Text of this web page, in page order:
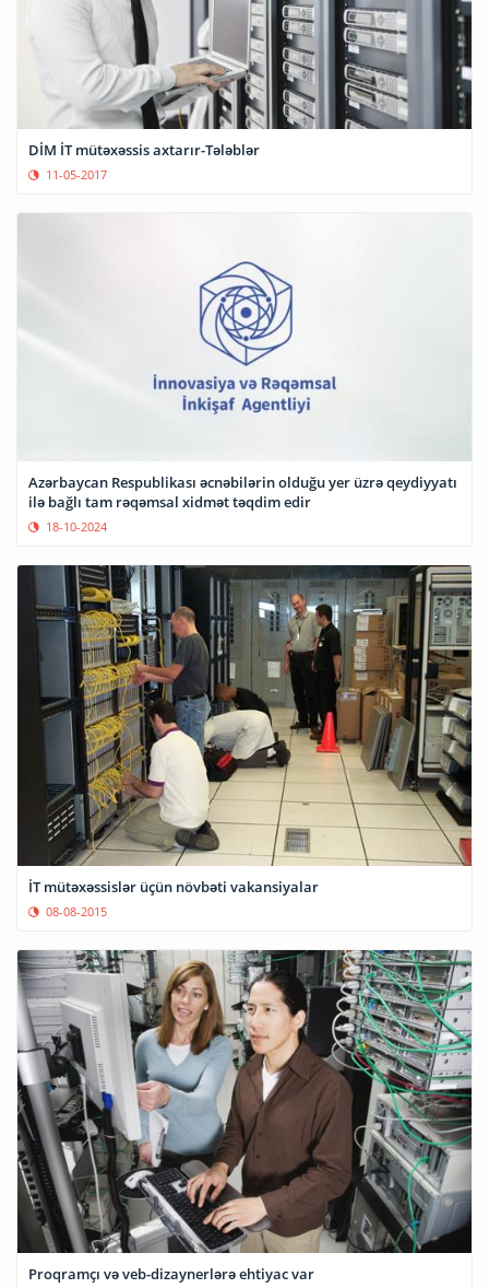
DİM İT mütəxəssis axtarır-Tələblər
11-05-2017
Azərbaycan Respublikası əcnəbilərin olduğu yer üzrə qeydiyyatı
ilə bağlı tam rəqəmsal xidmət təqdim edir
18-10-2024
İT mütəxəssislər üçün növbəti vakansiyalar
08-08-2015
Proqramçı və veb-dizaynerlərə ehtiyac var